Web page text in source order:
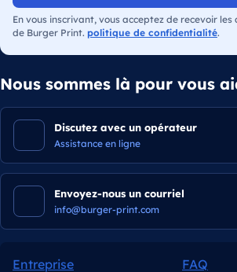
En vous inscrivant, vous acceptez de recevoir
de Burger Print. politique de confidentialité.
Nous sommes là pour vous
Discutez avec un opérateur
Assistance en ligne
Envoyez-nous un courriel
info@burger-print.com
Entreprise
FAQ